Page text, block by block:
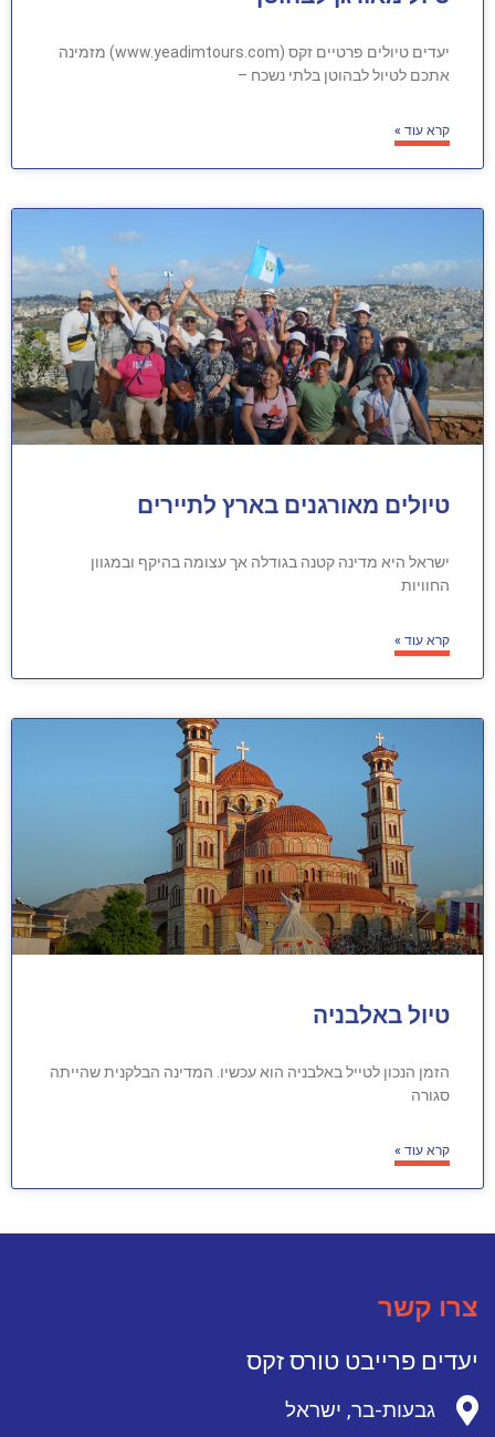
יעדים טיולים פרטיים זקס (www.yeadimtours.com) מזמינה
אתכם לטיול לבהוטן בלתי נשכח –
קרא עוד »
טיולים מאורגנים בארץ לתיירים
ישראל היא מדינה קטנה בגודלה אך עצומה בהיקף ובמגוון
החוויות
קרא עוד »
טיול באלבניה
הזמן הנכון לטייל באלבניה הוא עכשיו. המדינה הבלקנית שהייתה
סגורה
קרא עוד »
צרו קשר
יעדים פרייבט טורס זקס
גבעות-בר, ישראל